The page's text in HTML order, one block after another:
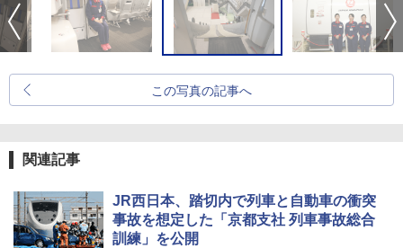
この写真の記事へ
関連記事
JR西日本、踏切内で列車と自動車の衝突
事故を想定した「京都支社 列車事故総合
訓練」を公開